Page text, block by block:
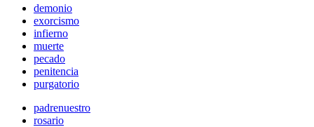
demonio
exorcismo
infierno
muerte
pecado
penitencia
purgatorio
padrenuestro
rosario